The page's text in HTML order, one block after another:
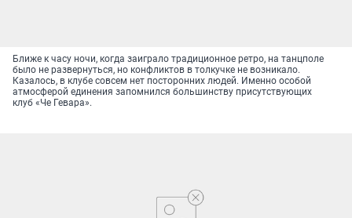
Ближе к часу ночи, когда заиграло традиционное ретро, на танцполе
было не развернуться, но конфликтов в толкучке не возникало.
Казалось, в клубе совсем нет посторонних людей. Именно особой
атмосферой единения запомнился большинству присутствующих
клуб «Че Гевара».